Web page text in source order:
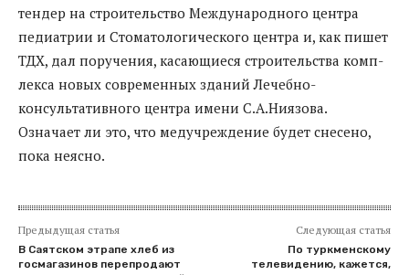
тендер на строительство Международного центра
педиатрии и Стоматологического центра и, как пишет
ТДХ, дал поручения, касающиеся строительства комп­
лекса новых современных зданий Лечебно-
консультативного центра имени С.А.Ниязова.
Означает ли это, что медучреждение будет снесено,
пока неясно.
Предыдущая статья
В Саятском этрапе хлеб из
госмагазинов перепродают
Следующая статья
По туркменскому
телевидению, кажется,